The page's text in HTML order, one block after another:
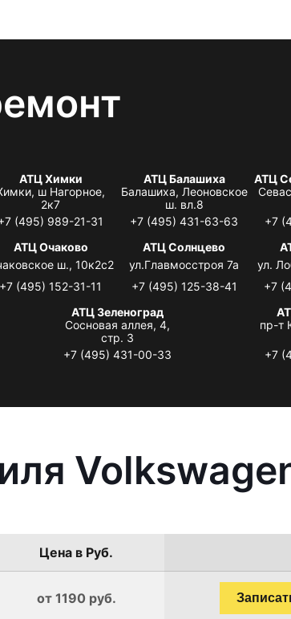
АТЦ Химки
ш Нагорное,
2к7
(495) 989-21-31
АТЦ Балашиха
Балашиха, Леоновское
ш. вл.8
+7 (495) 431-63-63
АТЦ
+7
АТЦ Очаково
ш., 10к2с2
+7 (495) 152-31-11
АТЦ Солнцево
ул.Главмосстроя 7а
+7 (495) 125-38-41
ул.
+7
АТЦ Зеленоград
Сосновая аллея, 4,
стр. 3
+7 (495) 431-00-33
пр-т
+7
Цена в Руб.
от 1190 руб.